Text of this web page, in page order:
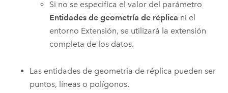
Si no se especifica el valor del parámetro
Entidades de geometría de réplica ni el
entorno Extensión, se utilizará la extensión
completa de los datos.
Las entidades de geometría de réplica pueden ser
puntos, líneas o polígonos.